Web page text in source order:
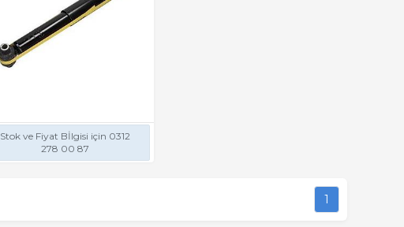
Stok ve Fiyat Bİlgisi için 0312
278 00 87
1